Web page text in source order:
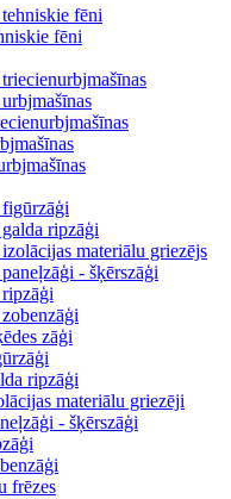
fēni
fēni
ripzāģi
materiālu griezējs
- šķērszāģi
zāģi
ripzāģi
materiālu griezēji
- šķērszāģi
frēzes